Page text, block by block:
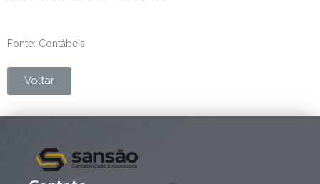
Fonte: Contábeis
Voltar